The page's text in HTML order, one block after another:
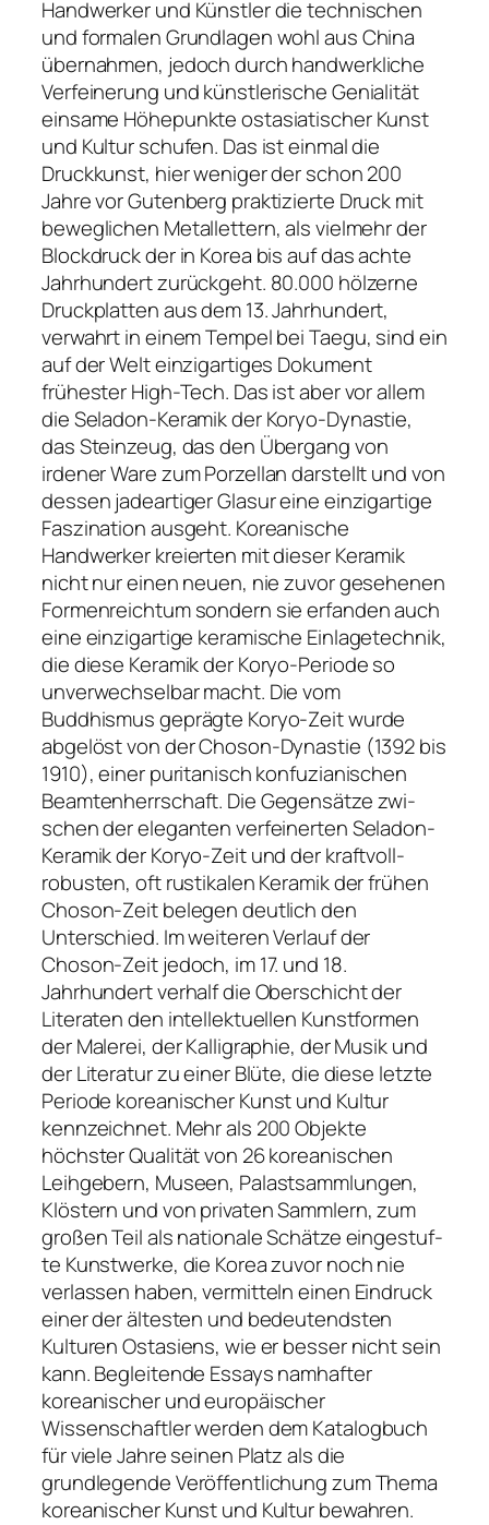
Handwerker und Künstler die technischen
und formalen Grundlagen wohl aus China
übernahmen, jedoch durch handwerkliche
Verfeinerung und künstlerische Genialität
einsame Höhepunkte ostasiatischer Kunst
und Kultur schufen. Das ist einmal die
Druckkunst, hier weniger der schon 200
Jahre vor Gutenberg praktizierte Druck mit
beweglichen Metallettern, als vielmehr der
Blockdruck der in Korea bis auf das achte
Jahrhundert zurückgeht. 80.000 hölzerne
Druckplatten aus dem 13. Jahrhundert,
verwahrt in einem Tempel bei Taegu, sind ein
auf der Welt einzigartiges Dokument
frühester High-Tech. Das ist aber vor allem
die Seladon-Keramik der Koryo-Dynastie,
das Steinzeug, das den Übergang von
irdener Ware zum Porzellan darstellt und von
dessen jadeartiger Glasur eine einzigartige
Faszination ausgeht. Korea­nische
Handwerker kreierten mit dieser Keramik
nicht nur einen neuen, nie zuvor gesehenen
Formenreichtum sondern sie erfanden auch
eine einzigartige keramische Einlagetechnik,
die diese Keramik der Koryo-Periode so
unverwechselbar macht. Die vom
Buddhismus geprägte Koryo-Zeit wurde
abgelöst von der Choson-Dynastie (1392 bis
1910), einer puritanisch konfuzianischen
Beamtenherrschaft. Die Gegensätze zwi­
schen der eleganten verfeinerten Seladon-
Keramik der Ko­ryo-Zeit und der kraftvoll-
robusten, oft rustikalen Keramik der frühen
Choson-Zeit belegen deutlich den
Unterschied. Im weiteren Verlauf der
Choson-Zeit jedoch, im 17. und 18.
Jahrhundert verhalf die Oberschicht der
Literaten den intel­lektuellen Kunstformen
der Malerei, der Kalligraphie, der Musik und
der Literatur zu einer Blüte, die diese letzte
Peri­ode koreanischer Kunst und Kultur
kennzeichnet. Mehr als 200 Objekte
höchster Qualität von 26 koreanischen
Leihge­bern, Museen, Palastsammlungen,
Klöstern und von privaten Sammlern, zum
großen Teil als nationale Schätze eingestuf­
te Kunstwerke, die Korea zuvor noch nie
verlassen haben, vermitteln einen Eindruck
einer der ältesten und bedeutendsten
Kulturen Ostasiens, wie er besser nicht sein
kann. Begleitende Essays namhafter
koreanischer und europäischer
Wissenschaftler werden dem Katalog­buch
für viele Jahre seinen Platz als die
grundlegende Veröffentlichung zum Thema
koreanischer Kunst und Kultur bewahren.